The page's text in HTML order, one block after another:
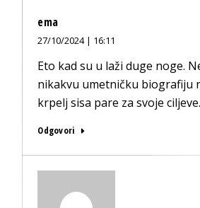
ema
27/10/2024 | 16:11
Eto kad su u laži duge noge.
nikakvu umetničku biografiju
krpelj sisa pare za svoje ciljeve.
Odgovori